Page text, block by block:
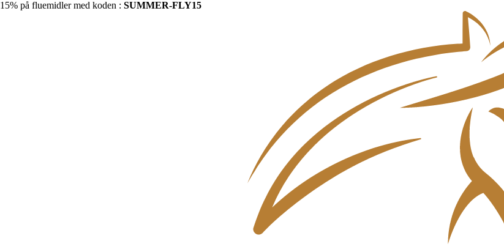
15% på fluemidler med koden : SUMMER-FLY15